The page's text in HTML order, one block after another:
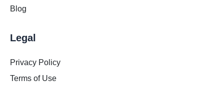
Blog
Legal
Privacy Policy
Terms of Use